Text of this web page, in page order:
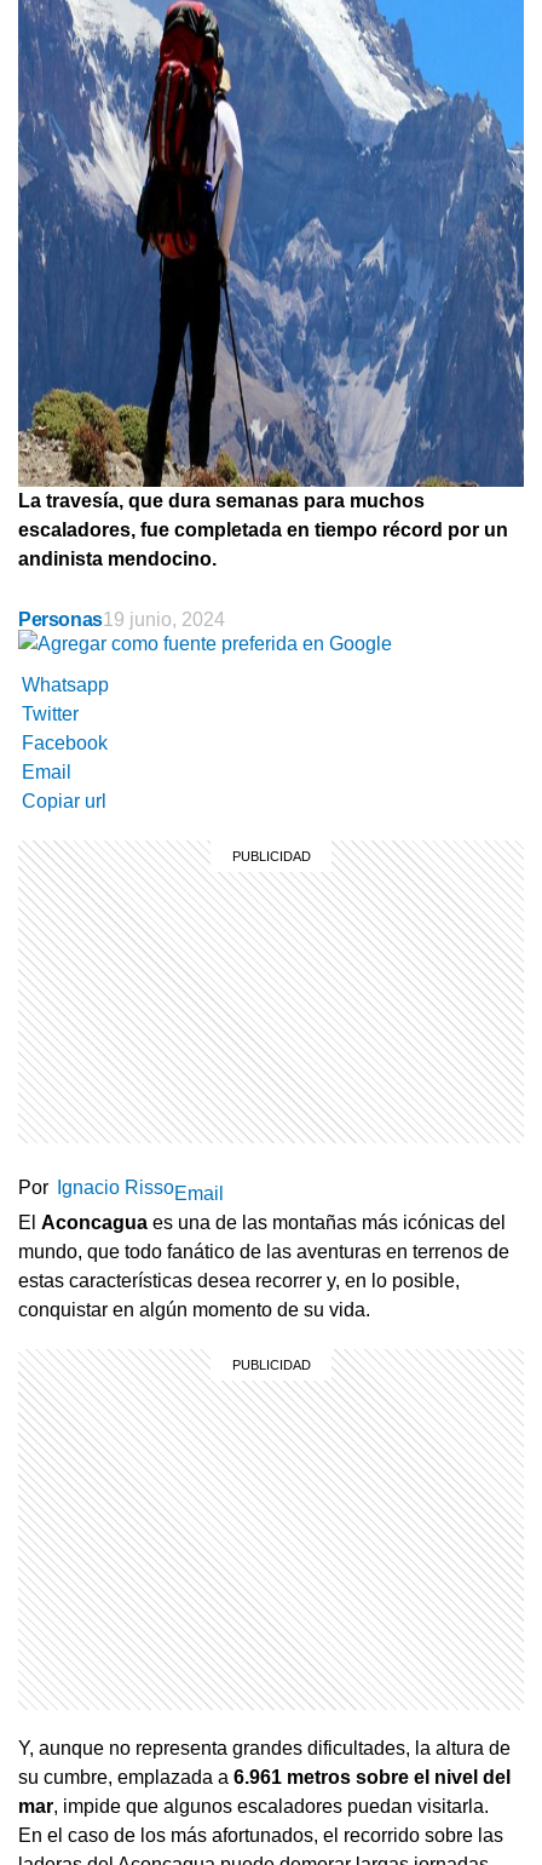
La travesía, que dura semanas para muchos
escaladores, fue completada en tiempo récord por un
andinista mendocino.
Personas19 junio, 2024
Whatsapp
Twitter
Facebook
Email
Copiar url
Por Ignacio RissoEmail
El Aconcagua es una de las montañas más icónicas del
mundo, que todo fanático de las aventuras en terrenos de
estas características desea recorrer y, en lo posible,
conquistar en algún momento de su vida.
Y, aunque no representa grandes dificultades, la altura de
su cumbre, emplazada a 6.961 metros sobre el nivel del
mar, impide que algunos escaladores puedan visitarla.
En el caso de los más afortunados, el recorrido sobre las